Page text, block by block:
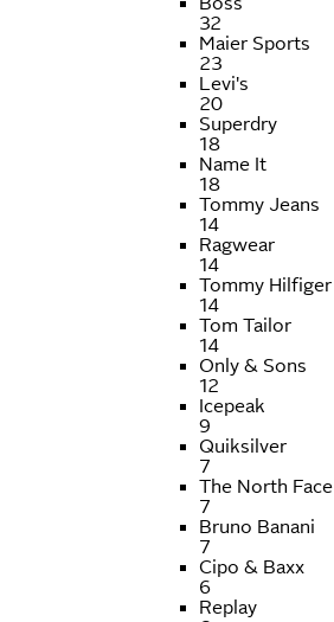
32
Maier Sports
23
Levi's
20
Superdry
18
Name It
18
Tommy Jeans
14
Ragwear
14
Tommy Hilfiger
14
Tom Tailor
14
Only & Sons
12
Icepeak
9
Quiksilver
7
The North Face
7
Bruno Banani
7
Cipo & Baxx
6
Replay